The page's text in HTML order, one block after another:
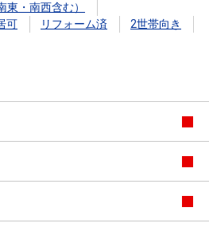
東・南西含む）
可 リフォーム済
2世帯向き